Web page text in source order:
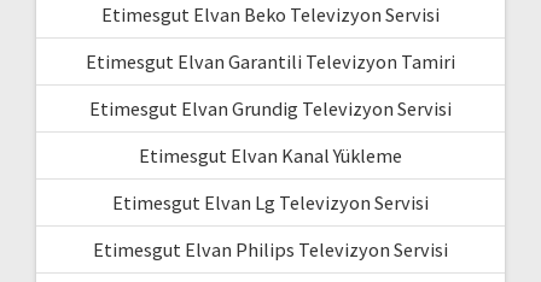
Etimesgut Elvan Beko Televizyon Servisi
Etimesgut Elvan Garantili Televizyon Tamiri
Etimesgut Elvan Grundig Televizyon Servisi
Etimesgut Elvan Kanal Yükleme
Etimesgut Elvan Lg Televizyon Servisi
Etimesgut Elvan Philips Televizyon Servisi